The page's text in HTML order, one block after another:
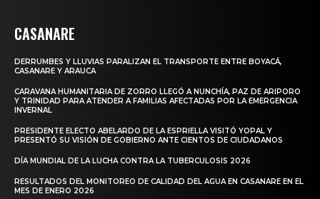
CASANARE
DERRUMBES Y LLUVIAS PARALIZAN EL TRANSPORTE ENTRE BOYACÁ,
CASANARE Y ARAUCA
CARAVANA HUMANITARIA DE ZORRO LLEGÓ A NUNCHÍA, PAZ DE ARIPORO
Y TRINIDAD PARA ATENDER A FAMILIAS AFECTADAS POR LA EMERGENCIA
INVERNAL
PRESIDENTE ELECTO ABELARDO DE LA ESPRIELLA VISITÓ YOPAL Y
PRESENTÓ SU VISIÓN DE GOBIERNO ANTE CIENTOS DE CIUDADANOS
DÍA MUNDIAL DE LA LUCHA CONTRA LA TUBERCULOSIS 2026
RESULTADOS DEL MONITOREO DE CALIDAD DEL AGUA EN CASANARE EN EL
MES DE ENERO 2026